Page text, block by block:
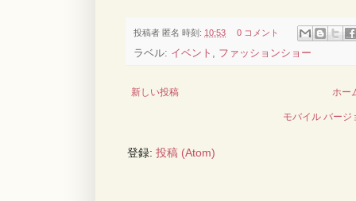
投稿者 匿名 時刻: 10:53 0 コメント
ラベル: イベント , ファッションショー
新しい投稿 ホー
モバイル バージ
登録: 投稿 (Atom)